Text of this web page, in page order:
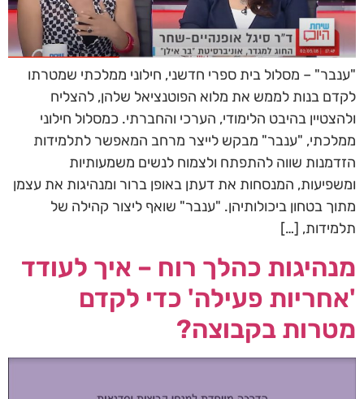
"ענבר" – מסלול בית ספרי חדשני, חילוני ממלכתי שמטרתו
לקדם בנות לממש את מלוא הפוטנציאל שלהן, להצליח
ולהצטיין בהיבט הלימודי, הערכי והחברתי. כמסלול חילוני
ממלכתי, "ענבר" מבקש לייצר מרחב המאפשר לתלמידות
הזדמנות שווה להתפתח ולצמוח לנשים משמעותיות
ומשפיעות, המנסחות את דעתן באופן ברור ומנהיגות את עצמן
מתוך בטחון ביכולותיהן. "ענבר" שואף ליצור קהילה של
תלמידות, […]
מנהיגות כהלך רוח – איך לעודד
'אחריות פעילה' כדי לקדם
מטרות בקבוצה?